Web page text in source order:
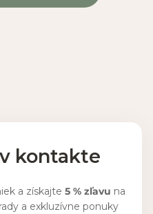
kontakte
a získajte 5 % zľavu na
a exkluzívne ponuky